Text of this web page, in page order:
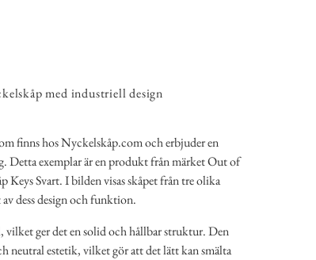
med industriell design
finns hos Nyckelskåp.com och erbjuder en
Detta exemplar är en produkt från märket Out of
Keys Svart. I bilden visas skåpet från tre olika
dess design och funktion.
ger det en solid och hållbar struktur. Den
neutral estetik, vilket gör att det lätt kan smälta